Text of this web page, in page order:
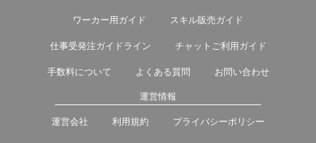
ワーカー用ガイド スキル販売ガイド
仕事受発注ガイドライン チャットご利用ガイド
手数料について よくある質問 お問い合わせ
運営情報
運営会社 利用規約 プライバシーポリシー